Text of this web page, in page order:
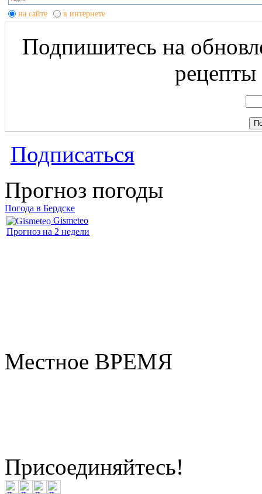
на сайте в интернете
Подпишитесь на
рецепты
Подписаться
Прогноз погоды
Погода в Бердске
Gismeteo
Прогноз на 2 недели
Местное ВРЕМЯ
Присоединяйтесь!